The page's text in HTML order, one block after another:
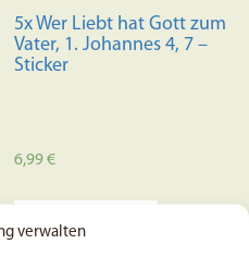
verwalten
5x Wer Liebt hat Gott zum
Vater, 1. Johannes 4, 7 –
Sticker
6,99€